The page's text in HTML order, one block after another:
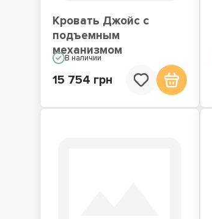
Кровать Джойс с
подъемным
механизмом
В наличии
15 754 грн